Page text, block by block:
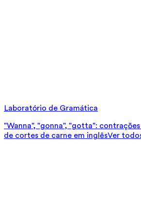
Laboratório de Gramática
"Wanna", "gonna", "gotta": contrações
de cortes de carne em inglêsVer